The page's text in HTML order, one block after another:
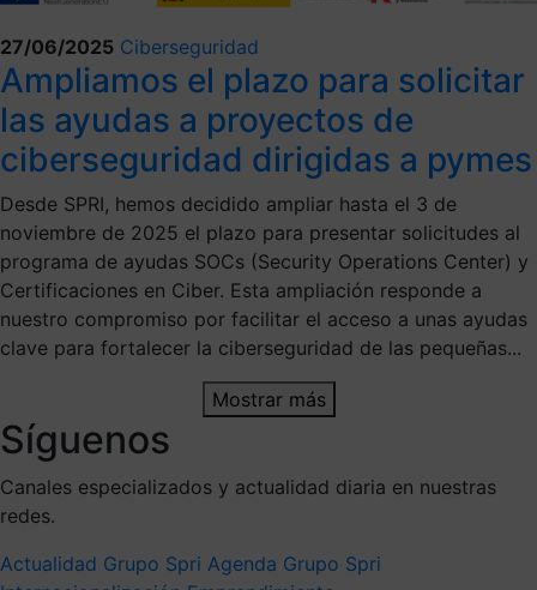
27/06/2025 Ciberseguridad
Ampliamos el plazo para solicitar
las ayudas a proyectos de
ciberseguridad dirigidas a pymes
Desde SPRI, hemos decidido ampliar hasta el 3 de
noviembre de 2025 el plazo para presentar solicitudes al
programa de ayudas SOCs (Security Operations Center) y
Certificaciones en Ciber. Esta ampliación responde a
nuestro compromiso por facilitar el acceso a unas ayudas
clave para fortalecer la ciberseguridad de las pequeñas...
Mostrar más
Síguenos
Canales especializados y actualidad diaria en nuestras
redes.
Actualidad Grupo Spri Agenda Grupo Spri